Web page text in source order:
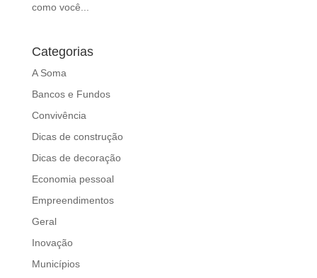
a
como você...
Categorias
A Soma
Bancos e Fundos
Convivência
Dicas de construção
Dicas de decoração
Economia pessoal
Empreendimentos
Geral
Inovação
Municípios